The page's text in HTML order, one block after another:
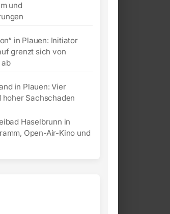
und
in Plauen: Initiator
grenzt sich von
ab
in Plauen: Vier
hoher Sachschaden
Haselbrunn in
Open-Air-Kino und